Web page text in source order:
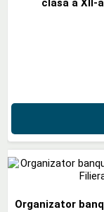
Organizator